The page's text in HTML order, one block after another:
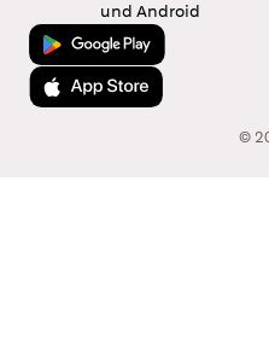
und Android
Jetzt bei Google Play
Laden im App Store
©